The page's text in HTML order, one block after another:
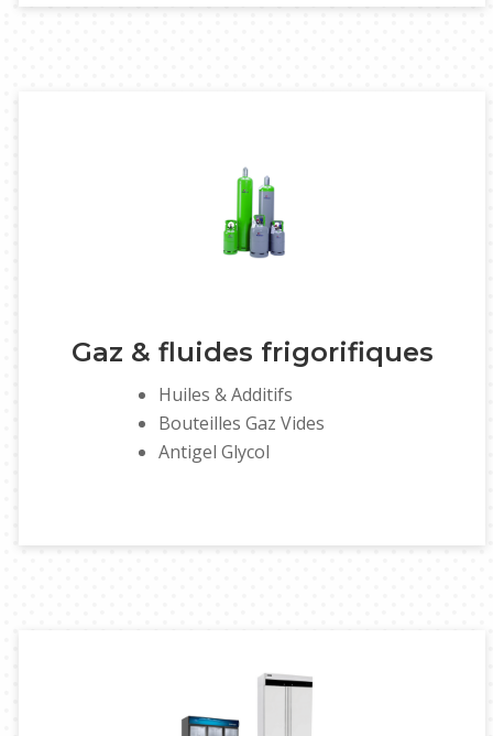
Gaz & fluides frigorifiques
Huiles & Additifs
Bouteilles Gaz Vides
Antigel Glycol